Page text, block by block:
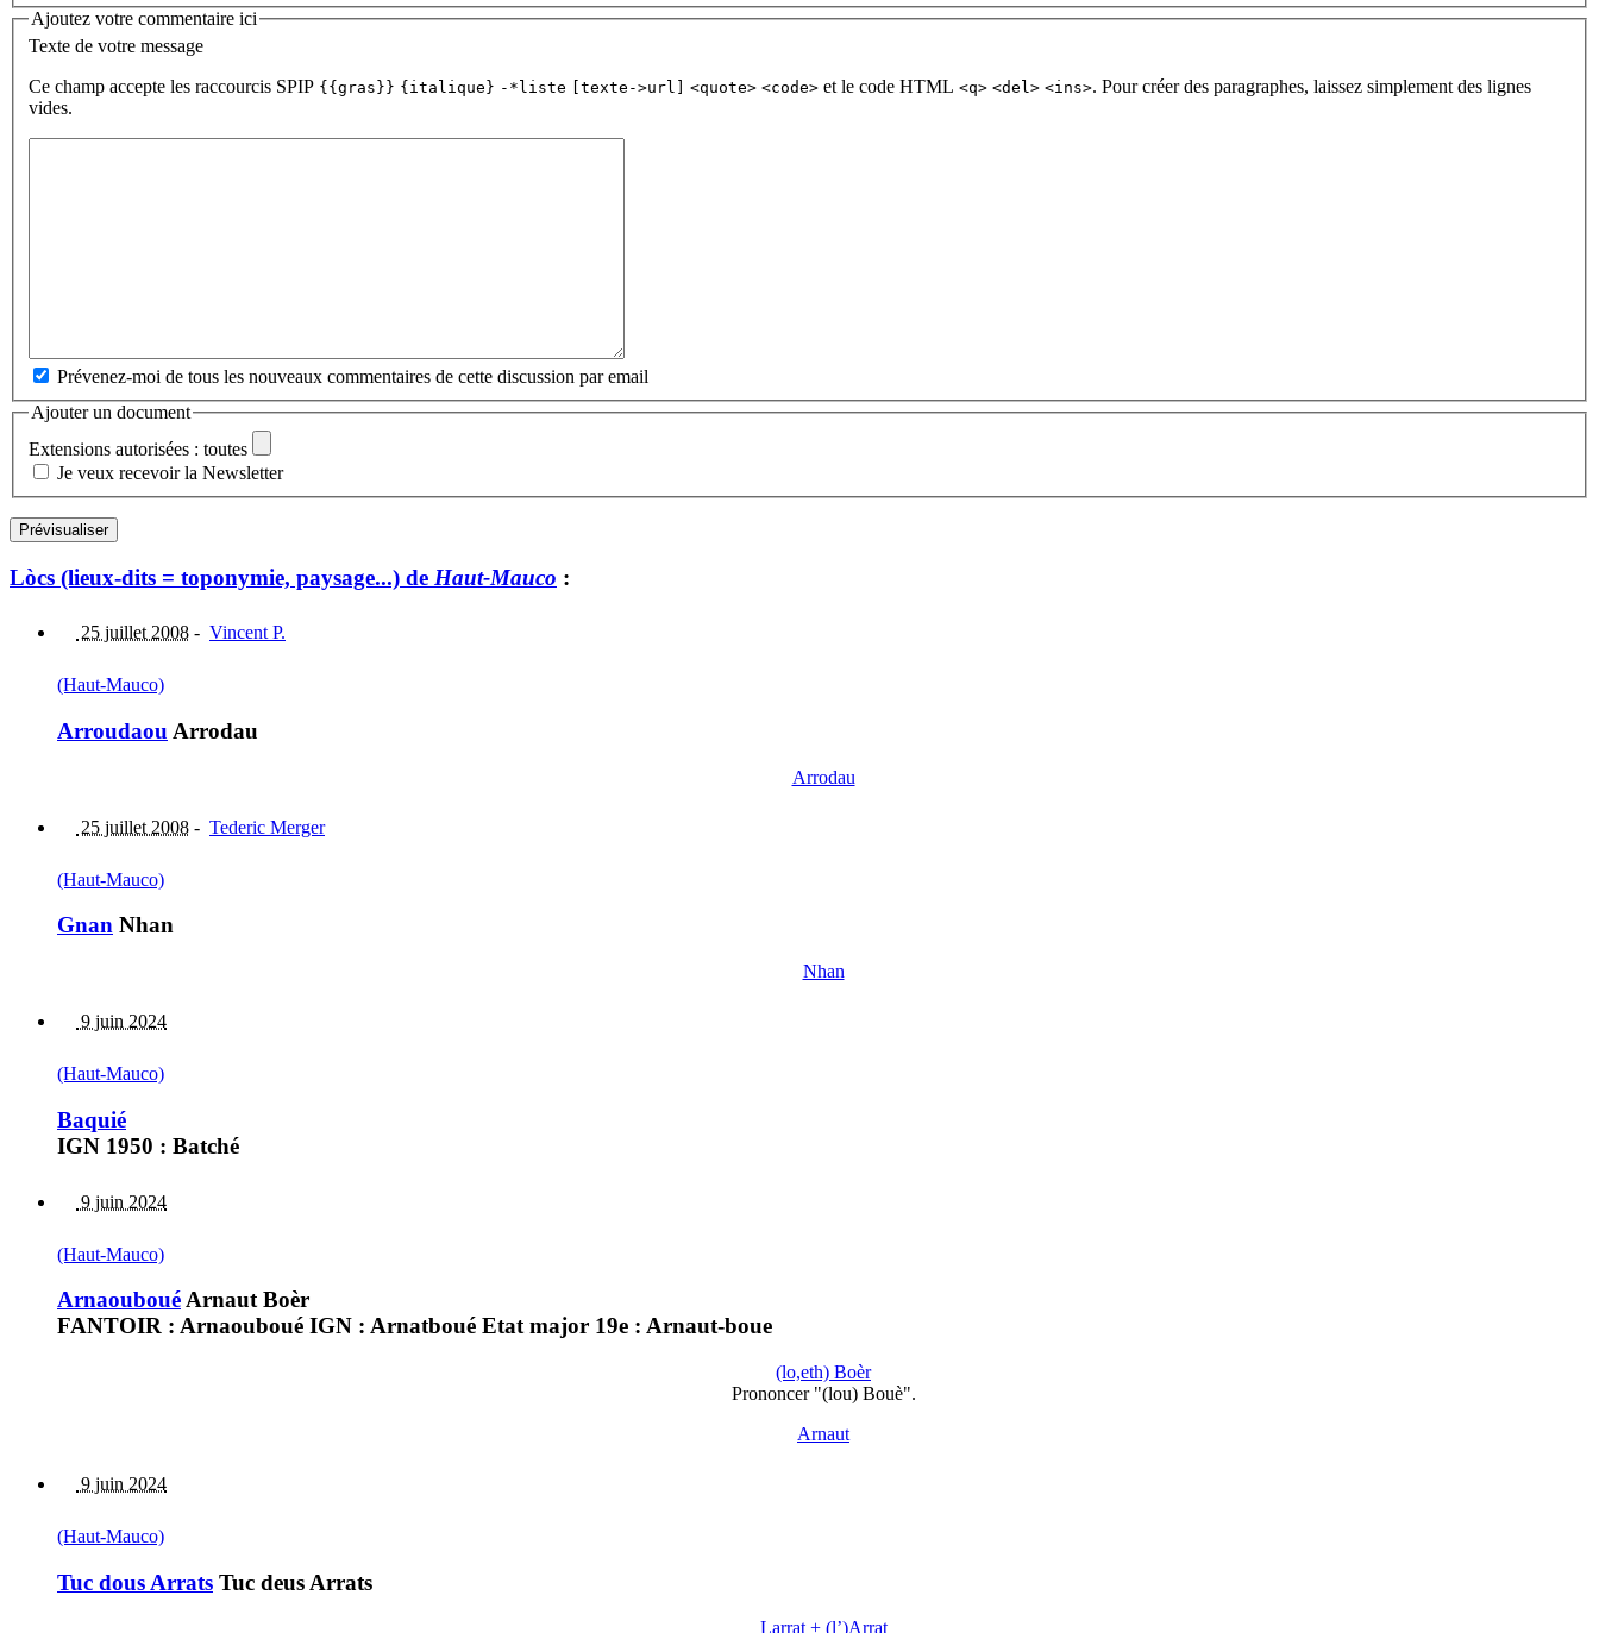
Ajoutez votre commentaire ici
Texte de votre message
Ce champ accepte les raccourcis SPIP {{gras}} {italique} -*liste [texte->url] <quote> <code> et le code HTML <q> <del> <ins>. Pour créer des paragraphes, laissez simplement des lignes
vides.
Prévenez-moi de tous les nouveaux commentaires de cette discussion par email
Ajouter un document
Extensions autorisées : toutes
Je veux recevoir la Newsletter
Lòcs (lieux-dits = toponymie, paysage...) de Haut-Mauco :
25 juillet 2008 - Vincent P.
(Haut-Mauco)
Arroudaou Arrodau
Arrodau
25 juillet 2008 - Tederic Merger
(Haut-Mauco)
Gnan Nhan
Nhan
9 juin 2024
(Haut-Mauco)
Baquié
IGN 1950 : Batché
9 juin 2024
(Haut-Mauco)
ArnaoubouéArnaut Boèr
FANTOIR : Arnaouboué IGN : Arnatboué Etat major 19e : Arnaut-boue
(lo,eth) Boèr
Prononcer "(lou) Bouè".
Arnaut
9 juin 2024
(Haut-Mauco)
Tuc dous Arrats Tuc deus Arrats
Larrat + (l’)Arrat